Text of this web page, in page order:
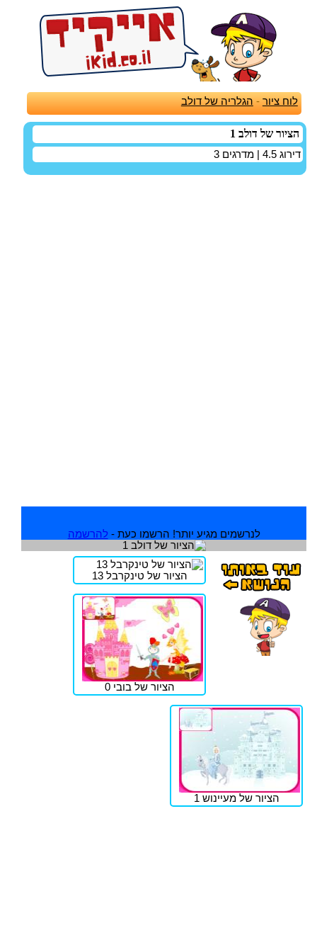
לוח ציור - הגלריה של דולב
הציור של דולב 1
דירוג 4.5 | מדרגים 3
לנרשמים מגיע יותר! הרשמו כעת - להרשמה
הציור של טינקרבל 13
הציור של בובי 0
הציור של מעיינוש 1